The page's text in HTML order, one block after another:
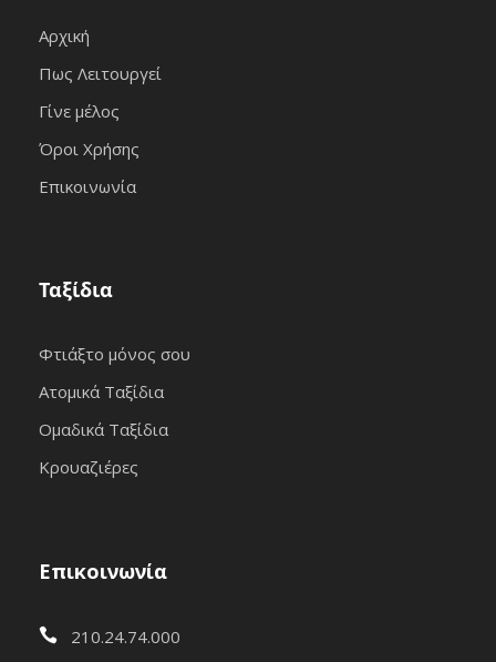
Αρχική
Πως Λειτουργεί
Γίνε μέλος
Όροι Χρήσης
Επικοινωνία
Ταξίδια
Φτιάξτο μόνος σου
Ατομικά Ταξίδια
Ομαδικά Ταξίδια
Κρουαζιέρες
Επικοινωνία
210.24.74.000